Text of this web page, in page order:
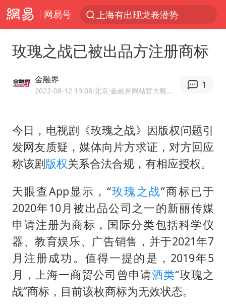
网易号
上海有出现龙卷潜势
王传君 《披荆斩棘》
国足U17与阿森纳决赛取消 并列冠军
王艺迪2-4不敌张本美和止步4强
2025年小学教师减少13.19万
王艺迪无缘横滨赛决赛
泰国：高度重视中国游客旅游体验
上海大部迎大暴雨
《龙餐馆》 冲奖
蒯曼挺进WTT横滨冠军赛女单四强
玫瑰之战已被出品方注册商标
金融界
2022-08-12 19:08·北京 ·金融界网站官方账号 优质财经领域创作者
1
今日，电视剧《玫瑰之战》因版权问题引
发网友质疑，媒体向片方求证，对方回应
称该剧版权关系合法合规，有相应授权。​
天眼查App显示，“玫瑰之战”商标已于
2020年10月被出品公司之一的新丽传媒
申请注册为商标，国际分类包括科学仪
器、教育娱乐、广告销售，并于2021年7
月注册成功。值得一提的是，2019年5
月，上海一商贸公司曾申请酒类“玫瑰之
战”商标，目前该枚商标为无效状态。